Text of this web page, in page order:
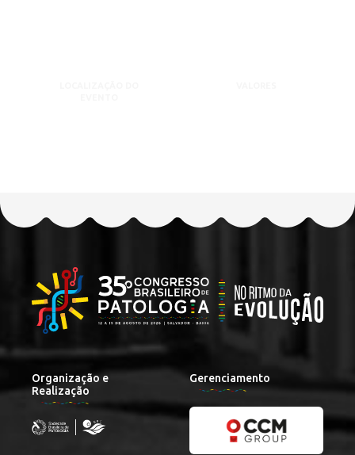
Organização e
Realização
Gerenciamento